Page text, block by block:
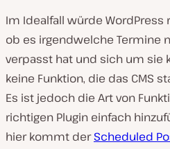
Im Idealfall würde
ob es irgendwelche Termine
verpasst hat und sich um sie
keine Funktion, die das CMS
Es ist jedoch die Art von
richtigen Plugin einfach
hier kommt derScheduled